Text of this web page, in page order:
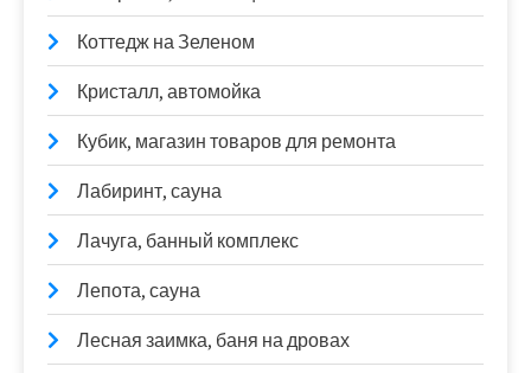
Коттедж на Зеленом
Кристалл, автомойка
Кубик, магазин товаров для ремонта
Лабиринт, сауна
Лачуга, банный комплекс
Лепота, сауна
Лесная заимка, баня на дровах